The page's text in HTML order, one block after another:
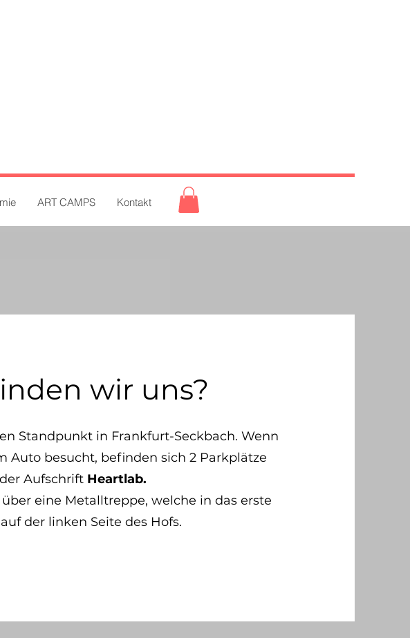
ART CAMPS Kontakt
wir uns?
Standpunkt in Frankfurt-Seckbach. Wenn
Auto besucht, befinden sich 2 Parkplätze
Aufschrift Heartlab.
eine Metalltreppe, welche in das erste
der linken Seite des Hofs.